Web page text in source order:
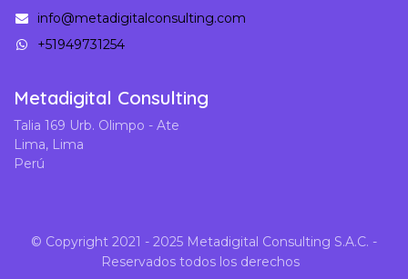
info@metadigitalconsulting.com
+51949731254
Metadigital Consulting
Talia 169 Urb. Olimpo - Ate
Lima, Lima
Perú
© Copyright 2021 - 2025 Metadigital Consulting S.A.C. -
Reservados todos los derechos